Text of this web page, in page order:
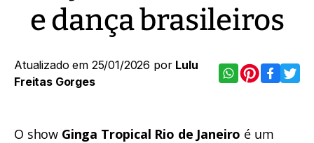
e dança brasileiros
Atualizado em 25/01/2026 por Lulu
Freitas Gorges
O show Ginga Tropical Rio de Janeiro é um